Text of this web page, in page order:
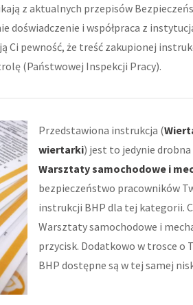
z aktualnych przepisów
doświadczenie i współpraca z
Ci pewność, że treść zakupionej
(Państwowej Inspekcji Pracy).
Przedstawiona instrukcja (
wiertarki) jest to jedynie
Warsztaty samochodowe i
bezpieczeństwo pracowników
instrukcji BHP dla tej kategorii.
Warsztaty samochodowe i
przycisk. Dodatkowo w trosce
BHP dostępne są w tej samej